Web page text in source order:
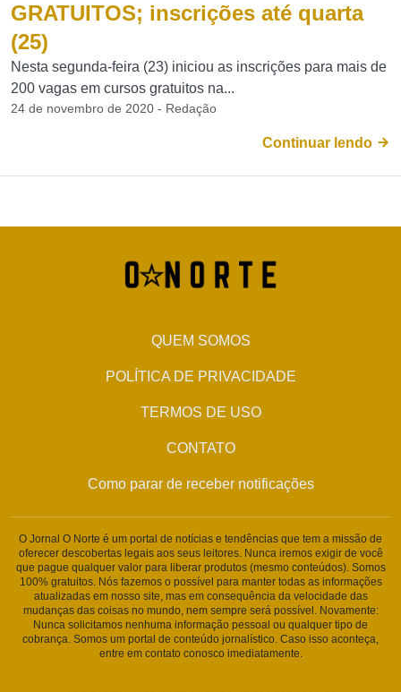
GRATUITOS; inscrições até quarta
(25)
Nesta segunda-feira (23) iniciou as inscrições para mais de
200 vagas em cursos gratuitos na...
24 de novembro de 2020 - Redação
Continuar lendo
QUEM SOMOS
POLÍTICA DE PRIVACIDADE
TERMOS DE USO
CONTATO
Como parar de receber notificações
O Jornal O Norte é um portal de notícias e tendências que tem a missão de
oferecer descobertas legais aos seus leitores. Nunca iremos exigir de você
que pague qualquer valor para liberar produtos (mesmo conteúdos). Somos
100% gratuitos. Nós fazemos o possível para manter todas as informações
atualizadas em nosso site, mas em consequência da velocidade das
mudanças das coisas no mundo, nem sempre será possível. Novamente:
Nunca solicitamos nenhuma informação pessoal ou qualquer tipo de
cobrança. Somos um portal de conteúdo jornalístico. Caso isso aconteça,
entre em contato conosco imediatamente.